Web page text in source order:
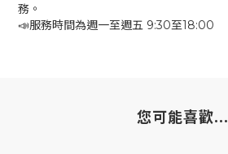
務。
📣服務時間為週一至週五 9:30至18:00
您可能喜歡...